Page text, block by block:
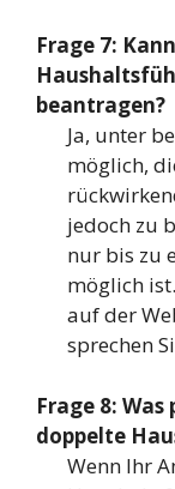
Frage 7:
beantragen?
Ja, unter
möglich,
jedoch zu
nur bis zu
möglich
auf der
sprechen
Frage 8:
doppelte
Wenn Ihr